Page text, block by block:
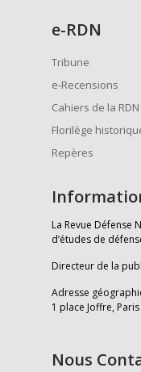
e-RDN
Tribune
e-Recensions
Cahiers de la RDN
Florilège
Repères
La Revue Défense
d’études de
Directeur de la
Adresse
1 place Joffre, Paris
Nous